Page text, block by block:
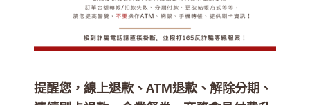
提醒您，線上退款、ATM退款、解除分期、